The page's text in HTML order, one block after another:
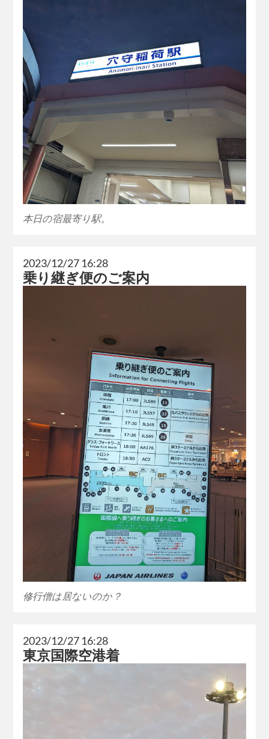
本日の宿最寄り駅。
2023/12/27 16:28
乗り継ぎ便のご案内
修行僧は居ないのか？
2023/12/27 16:28
東京国際空港着